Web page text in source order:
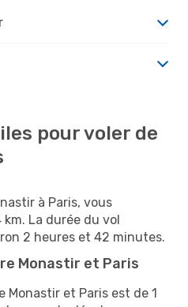
pour voler de
à Paris, vous
La durée du vol
2 heures et 42 minutes.
Monastir et Paris
Monastir et Paris est de 1